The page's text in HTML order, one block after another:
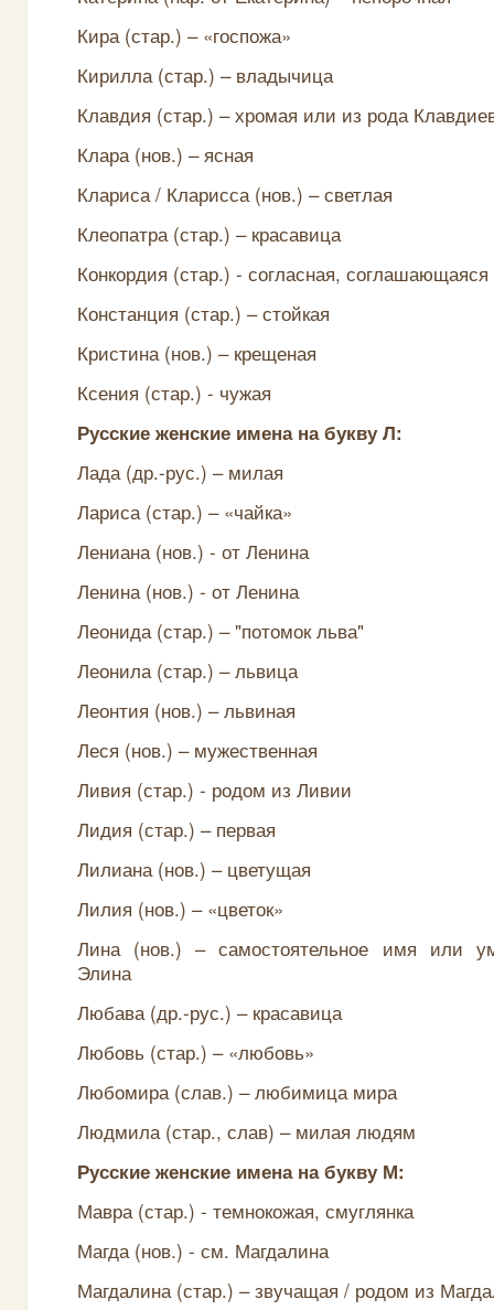
Кира (стар.) – «госпожа»
Кирилла (стар.) – владычица
Клавдия (стар.) – хромая или из рода
Клара (нов.) – ясная
Клариса / Кларисса (нов.) – светлая
Клеопатра (стар.) – красавица
Конкордия (стар.) - согласная, соглашающаяся
Констанция (стар.) – стойкая
Кристина (нов.) – крещеная
Ксения (стар.) - чужая
Русские женские имена на букву Л:
Лада (др.-рус.) – милая
Лариса (стар.) – «чайка»
Лениана (нов.) - от Ленина
Ленина (нов.) - от Ленина
Леонида (стар.) – "потомок льва"
Леонила (стар.) – львица
Леонтия (нов.) – львиная
Леся (нов.) – мужественная
Ливия (стар.) - родом из Ливии
Лидия (стар.) – первая
Лилиана (нов.) – цветущая
Лилия (нов.) – «цветок»
Лина (нов.) – самостоятельное имя или
Элина
Любава (др.-рус.) – красавица
Любовь (стар.) – «любовь»
Любомира (слав.) – любимица мира
Людмила (стар., слав) – милая людям
Русские женские имена на букву М:
Мавра (стар.) - темнокожая, смуглянка
Магда (нов.) - см. Магдалина
Магдалина (стар.) – звучащая / родом из